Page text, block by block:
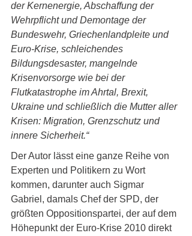
der Kernenergie, Abschaffung der
Wehrpflicht und Demontage der
Bundeswehr, Griechenlandpleite und
Euro-Krise, schleichendes
Bildungsdesaster, mangelnde
Krisenvorsorge wie bei der
Flutkatastrophe im Ahrtal, Brexit,
Ukraine und schließlich die Mutter aller
Krisen: Migration, Grenzschutz und
innere Sicherheit.“
Der Autor lässt eine ganze Reihe von
Experten und Politikern zu Wort
kommen, darunter auch Sigmar
Gabriel, damals Chef der SPD, der
größten Oppositionspartei, der auf dem
Höhepunkt der Euro-Krise 2010 direkt